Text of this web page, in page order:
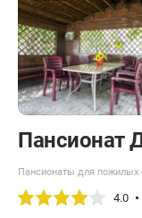
Пансионат
Пансионаты для пожилых
4.0